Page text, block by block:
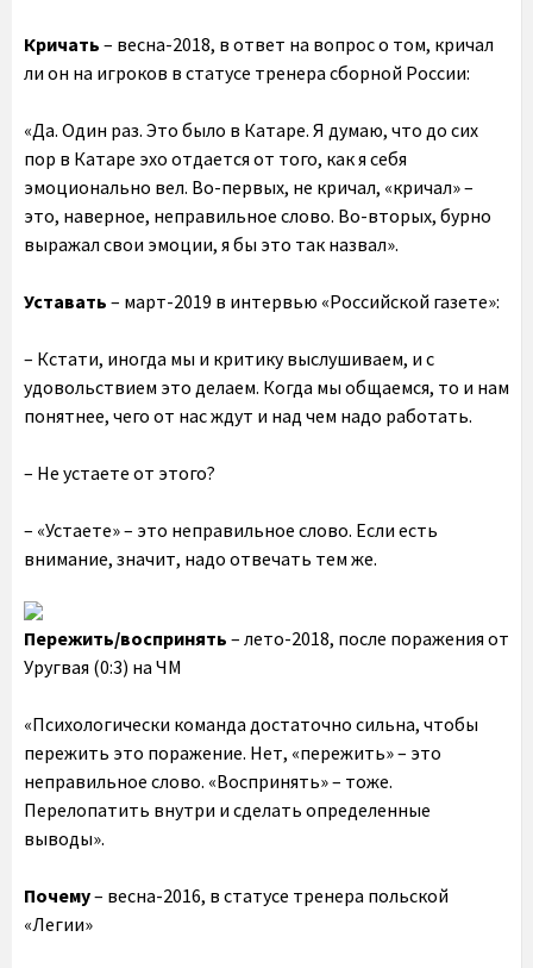
Кричать – весна-2018, в ответ на вопрос о том, кричал
ли он на игроков в статусе тренера сборной России:
«Да. Один раз. Это было в Катаре. Я думаю, что до сих
пор в Катаре эхо отдается от того, как я себя
эмоционально вел. Во-первых, не кричал, «кричал» –
это, наверное, неправильное слово. Во-вторых, бурно
выражал свои эмоции, я бы это так назвал».
Уставать – март-2019 в интервью «Российской газете»:
– Кстати, иногда мы и критику выслушиваем, и с
удовольствием это делаем. Когда мы общаемся, то и нам
понятнее, чего от нас ждут и над чем надо работать.
– Не устаете от этого?
– «Устаете» – это неправильное слово. Если есть
внимание, значит, надо отвечать тем же.
Пережить/воспринять – лето-2018, после поражения от
Уругвая (0:3) на ЧМ
«Психологически команда достаточно сильна, чтобы
пережить это поражение. Нет, «пережить» – это
неправильное слово. «Воспринять» – тоже.
Перелопатить внутри и сделать определенные
выводы».
Почему– весна-2016, в статусе тренера польской
«Легии»